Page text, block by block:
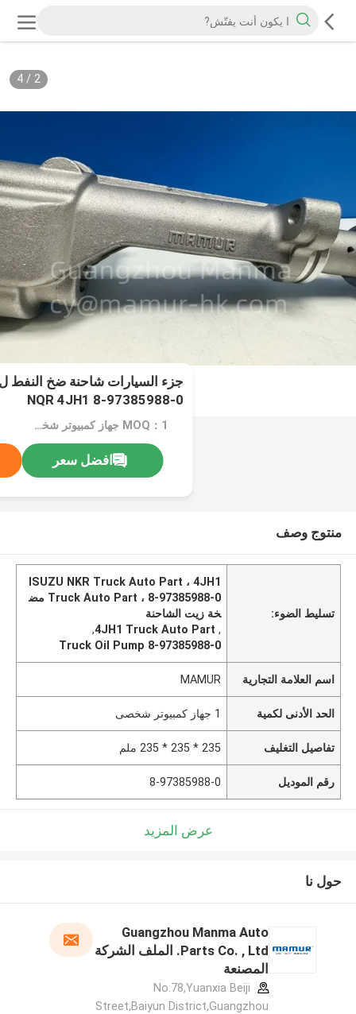
2
/
4
NQR 4JH1 8-97385988-0
MOQ：1 جهاز كمبيوتر شخصى
افضل سعر
منتوج وصف
تسليط الضوء:
ISUZU NKR Truck Auto Part ، 4JH1
Truck Auto Part ، 8-97385988-0 مض
خة زيت الشاحنة
,
4JH1 Truck Auto Part
,
8-97385988-0 Truck Oil Pump
اسم العلامة التجارية MAMUR
الحد الأدنى لكمية 1 جهاز كمبيوتر شخصى
تفاصيل التغليف 235 * 235 * 235 ملم
رقم الموديل 8-97385988-0
عرض المزيد
حول نا
Guangzhou Manma Auto
Parts Co. , Ltd. الملف الشركة
المصنعة
No.78,Yuanxia Beiji
Street,Baiyun District,Guangzhou